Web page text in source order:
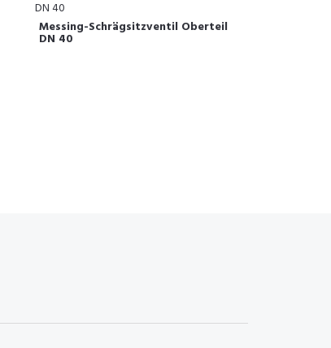
Messing-Schrägsitzventil Oberteil
DN 40